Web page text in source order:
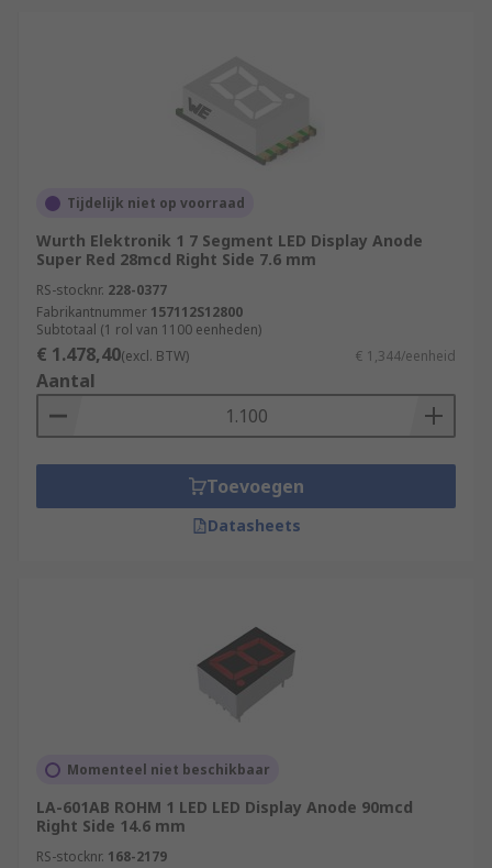
Tijdelijk niet op voorraad
Wurth Elektronik 1 7 Segment LED Display Anode
Super Red 28mcd Right Side 7.6 mm
RS-stocknr. 228-0377
Fabrikantnummer 157112S12800
Subtotaal (1 rol van 1100 eenheden)
€ 1.478,40(excl. BTW) € 1,344/eenheid
Aantal
Toevoegen
Datasheets
Momenteel niet beschikbaar
LA-601AB ROHM 1 LED LED Display Anode 90mcd
Right Side 14.6 mm
RS-stocknr. 168-2179